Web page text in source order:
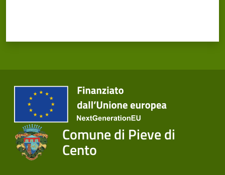
Comune di Pieve di
Cento